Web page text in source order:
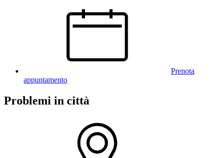
Prenota
appuntamento
Problemi in città